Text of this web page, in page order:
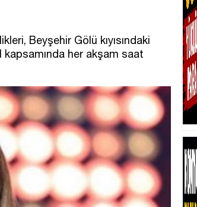
Beyşehir Gölü kıyısındaki
her akşam saat